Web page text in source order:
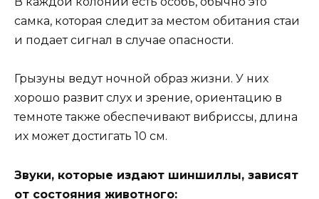
самка, которая следит за местом обитания стаи
и подает сигнал в случае опасности.
Грызуны ведут ночной образ жизни. У них
хорошо развит слух и зрение, ориентацию в
темноте также обеспечивают вибриссы, длина
их может достигать 10 см.
Звуки, которые издают шиншиллы, зависят
от состояния животного: